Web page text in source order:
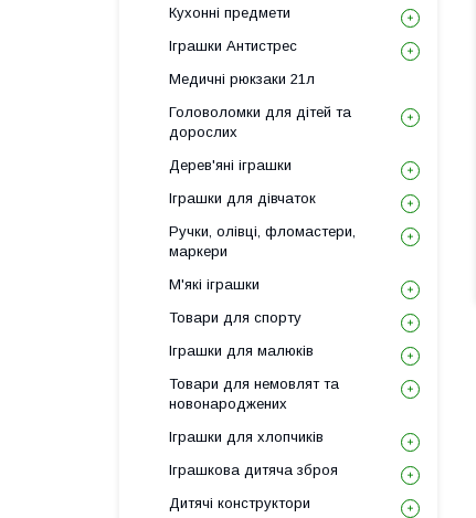
Кухонні предмети
Іграшки Антистрес
Медичні рюкзаки 21л
Головоломки для дітей та
дорослих
Дерев'яні іграшки
Іграшки для дівчаток
Ручки, олівці, фломастери,
маркери
М'які іграшки
Товари для спорту
Іграшки для малюків
Товари для немовлят та
новонароджених
Іграшки для хлопчиків
Іграшкова дитяча зброя
Дитячі конструктори